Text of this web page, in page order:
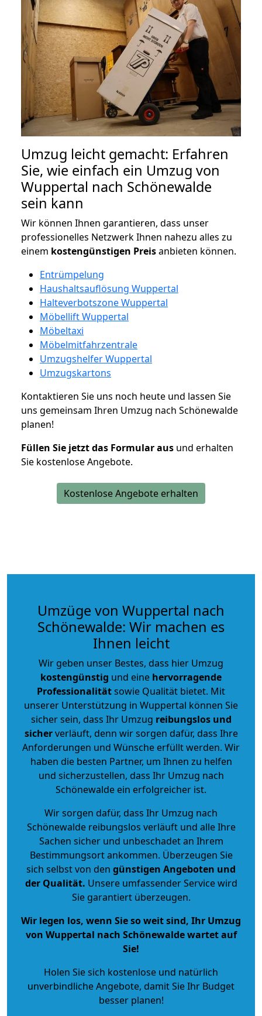
Umzug leicht gemacht: Erfahren
Sie, wie einfach ein Umzug von
Wuppertal nach Schönewalde
sein kann
Wir können Ihnen garantieren, dass unser
professionelles Netzwerk Ihnen nahezu alles zu
einem kostengünstigen Preisanbieten können.
Entrümpelung
Haushaltsauflösung Wuppertal
Halteverbotszone Wuppertal
Möbellift Wuppertal
Möbeltaxi
Möbelmitfahrzentrale
Umzugshelfer Wuppertal
Umzugskartons
Kontaktieren Sie uns noch heute und lassen Sie
uns gemeinsam Ihren Umzug nach Schönewalde
planen!
Füllen Sie jetzt das Formular aus und erhalten
Sie kostenlose Angebote.
Kostenlose Angebote erhalten
Umzüge von Wuppertal nach
Schönewalde: Wir machen es
Ihnen leicht
Wir geben unser Bestes, dass hier Umzug
kostengünstig und eine hervorragende
Professionalitätsowie Qualität bietet. Mit
unserer Unterstützung in Wuppertal können Sie
sicher sein, dass Ihr Umzug reibungslos und
sicherverläuft, denn wir sorgen dafür, dass Ihre
Anforderungen und Wünsche erfüllt werden. Wir
haben die besten Partner, um Ihnen zu helfen
und sicherzustellen, dass Ihr Umzug nach
Schönewalde ein erfolgreicher ist.
Wir sorgen dafür, dass Ihr Umzug nach
Schönewalde reibungslos verläuft und alle Ihre
Sachen sicher und unbeschadet an Ihrem
Bestimmungsort ankommen. Überzeugen Sie
sich selbst von den günstigen Angeboten und
der Qualität. Unsere umfassender Service wird
Sie garantiert überzeugen.
Wir legen los, wenn Sie so weit sind, Ihr Umzug
von Wuppertal nach Schönewalde wartet auf
Sie!
Holen Sie sich kostenlose und natürlich
unverbindliche Angebote, damit Sie Ihr Budget
besser planen!